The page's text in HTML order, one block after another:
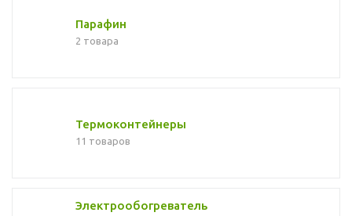
Парафин
2 товара
Термоконтейнеры
11 товаров
Электрообогреватель